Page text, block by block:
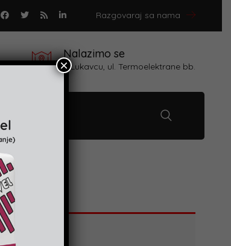
Razgovaraj sa nama
Nalazimo se
u Lukavcu, ul. Termoelektrane bb.
×